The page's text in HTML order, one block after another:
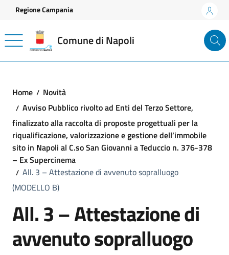
Vai ai contenuti
Vai al footer
Regione Campania
Comune di Napoli
Home
Novità
Avviso Pubblico rivolto ad Enti del Terzo Settore,
finalizzato alla raccolta di proposte progettuali per la
riqualificazione, valorizzazione e gestione dell’immobile
sito in Napoli al C.so San Giovanni a Teduccio n. 376-378
– Ex Supercinema
All. 3 – Attestazione di avvenuto sopralluogo
(MODELLO B)
All. 3 – Attestazione di
avvenuto sopralluogo